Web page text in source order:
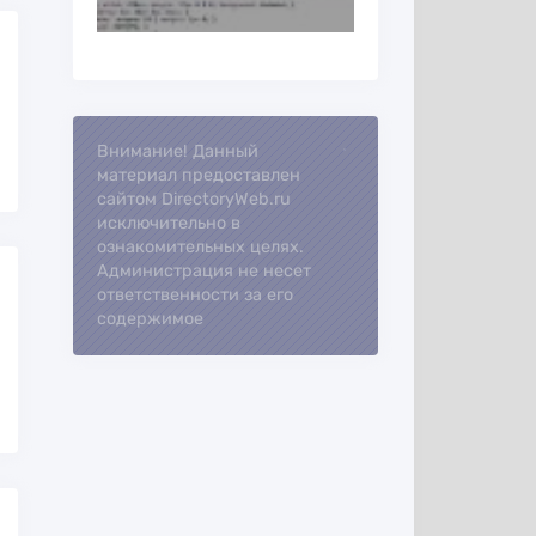
Внимание! Данный
материал предоставлен
сайтом DirectoryWeb.ru
исключительно в
ознакомительных целях.
Администрация не несет
ответственности за его
содержимое